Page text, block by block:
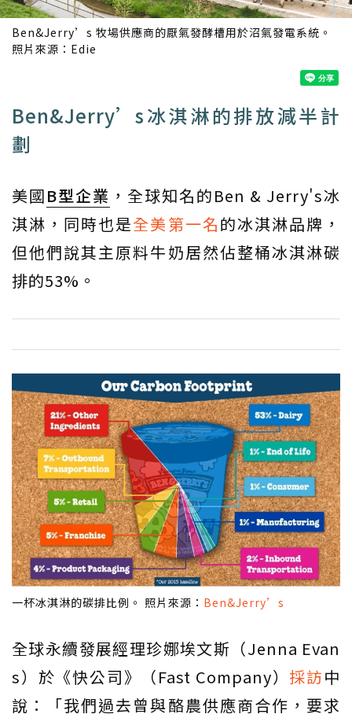
Ben&Jerry’s 牧場供應商的厭氣發酵槽用於沼氣發電系統。
照片來源： Edie
Ben&Jerry’s冰淇淋的排放減半計
劃
美國B型企業 ，全球知名的Ben & Jerry's冰
淇淋，同時也是全美第一名的冰淇淋品牌，
但他們說其主原料牛奶居然佔整桶冰淇淋碳
排的53%。
一杯冰淇淋的碳排比例。 照片來源： Ben&Jerry’s
全球永續發展經理珍娜埃文斯（Jenna Evan
s）於《快公司》（Fast Company） 採訪中
說：「我們過去曾與酪農供應商合作，要求